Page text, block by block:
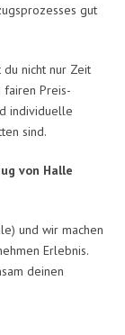
gut
nicht nur Zeit
fairen Preis-
individuelle
sind.
von Halle
und wir machen
Erlebnis.
deinen